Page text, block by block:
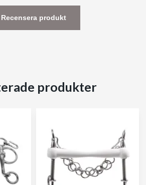
Recensera produkt
produkter